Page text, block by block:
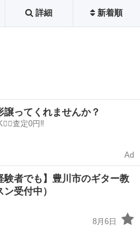
詳細 新着順
譲ってくれませんか？
査定0円‼️
Ad
験者でも】豊川市のギター教
受付中）
8月6日